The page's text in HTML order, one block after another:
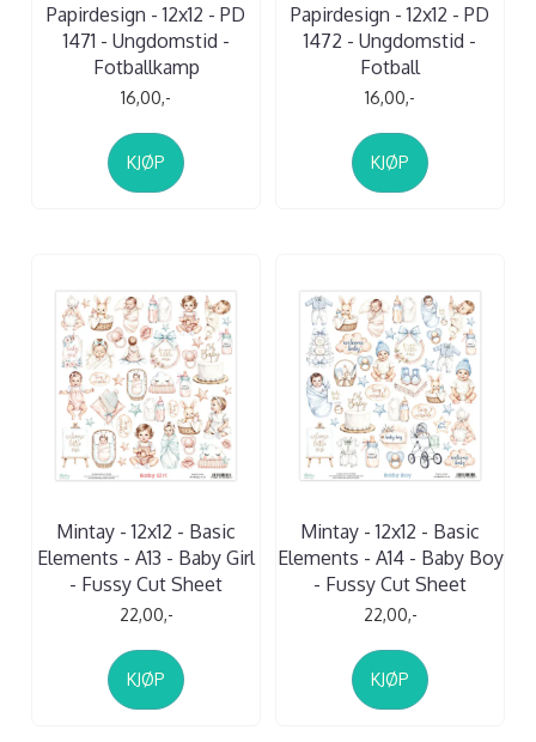
Papirdesign - 12x12 - PD
1471 - Ungdomstid -
Fotballkamp
16,00,-
KJØP
Papirdesign - 12x12 - PD
1472 - Ungdomstid -
Fotball
16,00,-
KJØP
Mintay - 12x12 - Basic
Elements - A13 - Baby Girl
- Fussy Cut Sheet
22,00,-
KJØP
Mintay - 12x12 - Basic
Elements - A14 - Baby Boy
- Fussy Cut Sheet
22,00,-
KJØP